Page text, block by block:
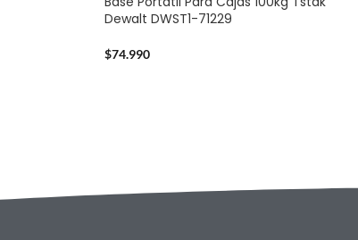
Dewalt DWST1-71229
$74.990